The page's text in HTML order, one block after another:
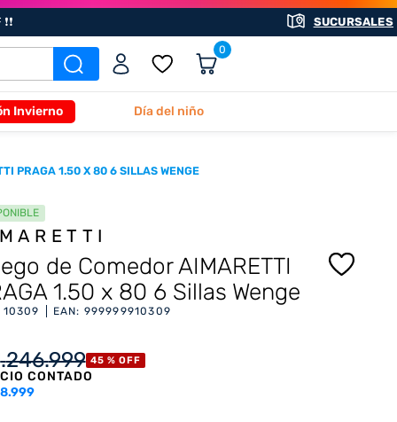
SUCURSALES
0
Invierno Día del niño
PRAGA 1.50 X 80 6 SILLAS WENGE
de Comedor AIMARETTI
1.50 x 80 6 Sillas Wenge
10309 EAN: 999999910309
.246.999 45 % OFF
CONTADO